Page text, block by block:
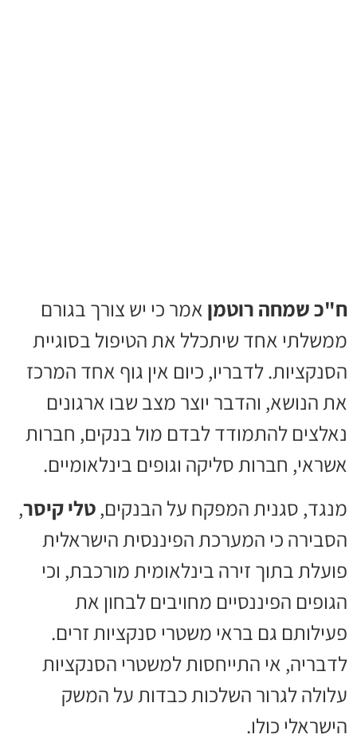
ח"כ שמחה רוטמן אמר כי יש צורך בגורם
ממשלתי אחד שיתכלל את הטיפול בסוגיית
הסנקציות. לדבריו, כיום אין גוף אחד המרכז
את הנושא, והדבר יוצר מצב שבו ארגונים
נאלצים להתמודד לבדם מול בנקים, חברות
אשראי, חברות סליקה וגופים בינלאומיים.
מנגד, סגנית המפקח על הבנקים,טלי קיסר,
הסבירה כי המערכת הפיננסית הישראלית
פועלת בתוך זירה בינלאומית מורכבת, וכי
הגופים הפיננסיים מחויבים לבחון את
פעילותם גם בראי משטרי סנקציות זרים.
לדבריה, אי התייחסות למשטרי הסנקציות
עלולה לגרור השלכות כבדות על המשק
הישראלי כולו.